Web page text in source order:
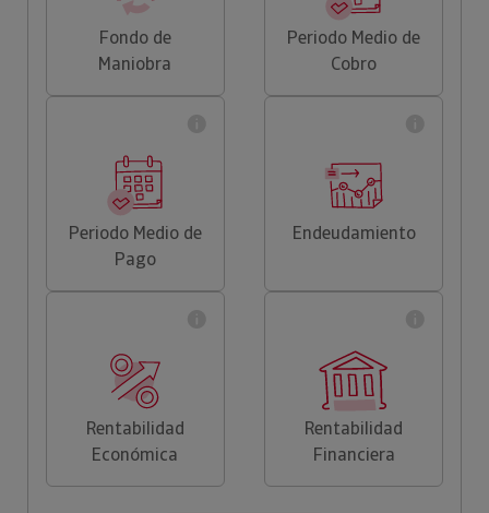
Fondo de
Maniobra
Periodo Medio de
Cobro
Periodo Medio de
Pago
Endeudamiento
Rentabilidad
Económica
Rentabilidad
Financiera